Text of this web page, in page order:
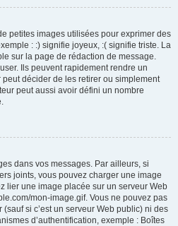
petites images utilisées pour exprimer des
: :) signifie joyeux, :( signifie triste. La
sur la page de rédaction de message.
Ils peuvent rapidement rendre un
décider de les retirer ou simplement
peut aussi avoir défini un nombre
dans vos messages. Par ailleurs, si
joints, vous pouvez charger une image
lier une image placée sur un serveur Web
mon-image.gif. Vous ne pouvez pas
si c’est un serveur Web public) ni des
d’authentification, exemple : Boîtes